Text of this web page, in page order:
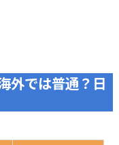
外では普通？日